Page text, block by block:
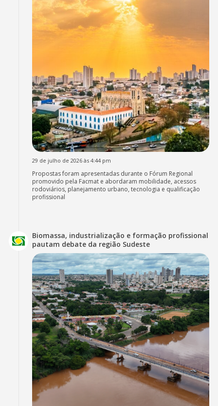
29 de julho de 2026 às 4:44 pm
Propostas foram apresentadas durante o Fórum Regional
promovido pela Facmat e abordaram mobilidade, acessos
rodoviários, planejamento urbano, tecnologia e qualificação
profissional
Biomassa, industrialização e formação profissional
pautam debate da região Sudeste